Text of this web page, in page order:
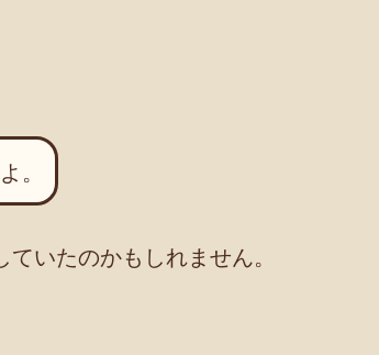
。
いたのかもしれません。